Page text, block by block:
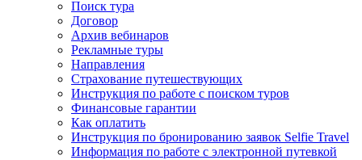
Поиск тура
Договор
Архив вебинаров
Рекламные туры
Направления
Страхование путешествующих
Инструкция по работе с поиском туров
Финансовые гарантии
Как оплатить
Инструкция по бронированию заявок Selfie Travel
Информация по работе с электронной путевкой